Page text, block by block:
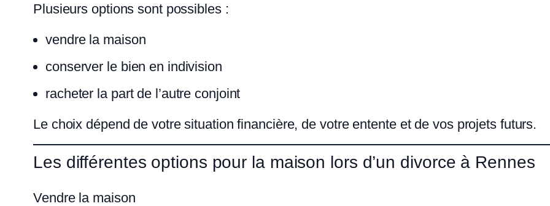
Plusieurs options sont possibles :
vendre la maison
conserver le bien en indivision
racheter la part de l’autre conjoint
Le choix dépend de votre situation financière, de votre entente et de vos projets futurs.
Les différentes options pour la maison lors d’un divorce à Rennes
Vendre la maison